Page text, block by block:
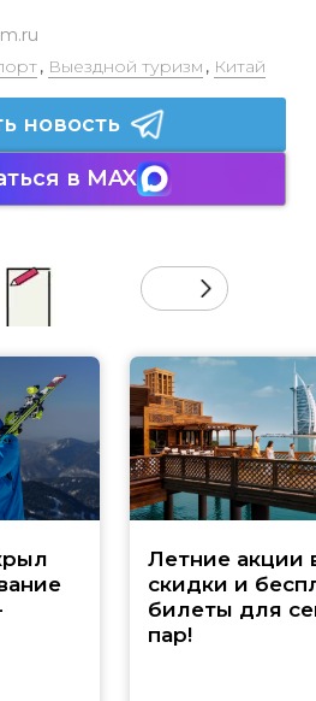
, Выездной туризм , Китай
новость
в MAX
Летние акции
скидки и
билеты для
пар!